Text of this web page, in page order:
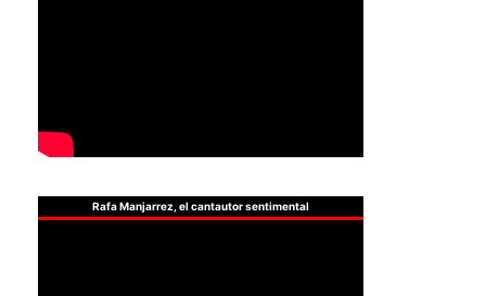
Rafa Manjarrez, el cantautor sentimental